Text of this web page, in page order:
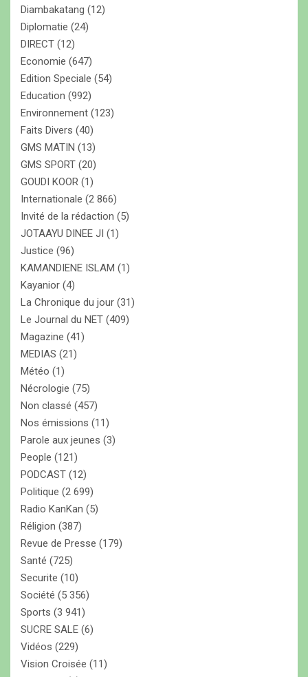
Diambakatang (12)
Diplomatie (24)
DIRECT (12)
Economie (647)
Edition Speciale (54)
Education (992)
Environnement (123)
Faits Divers (40)
GMS MATIN (13)
GMS SPORT (20)
GOUDI KOOR (1)
Internationale (2 866)
Invité de la rédaction (5)
JOTAAYU DINEE JI (1)
Justice (96)
KAMANDIENE ISLAM (1)
Kayanior (4)
La Chronique du jour (31)
Le Journal du NET (409)
Magazine (41)
MEDIAS (21)
Météo (1)
Nécrologie (75)
Non classé (457)
Nos émissions (11)
Parole aux jeunes (3)
People (121)
PODCAST (12)
Politique (2 699)
Radio KanKan (5)
Réligion (387)
Revue de Presse (179)
Santé (725)
Securite (10)
Société (5 356)
Sports (3 941)
SUCRE SALE (6)
Vidéos (229)
Vision Croisée (11)